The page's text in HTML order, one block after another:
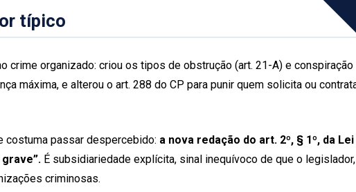
típico
organizado: criou os tipos de obstrução (art. 21-A) e
máxima, e alterou o art. 288 do CP para punir quem solicita ou
costuma passar despercebido: a nova redação do art. 2º, § 1º, da
É subsidiariedade explícita, sinal inequívoco de que o
criminosas.